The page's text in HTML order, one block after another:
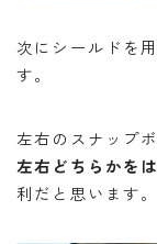
次にシールドを
す。
左右のスナップ
左右どちらかを
利だと思います。